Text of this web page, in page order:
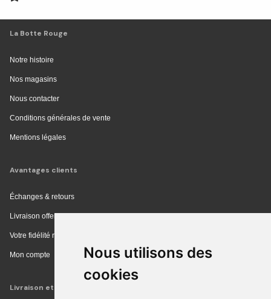
Nous utilisons des
cookies
La Botte Rouge
Notre histoire
Nos magasins
Nous contacter
Conditions générales de vente
Mentions légales
Avantages clients
Échanges & retours
Livraison offerte en magasin
Votre fidélité récompensée
Mon compte
Livraison et achat